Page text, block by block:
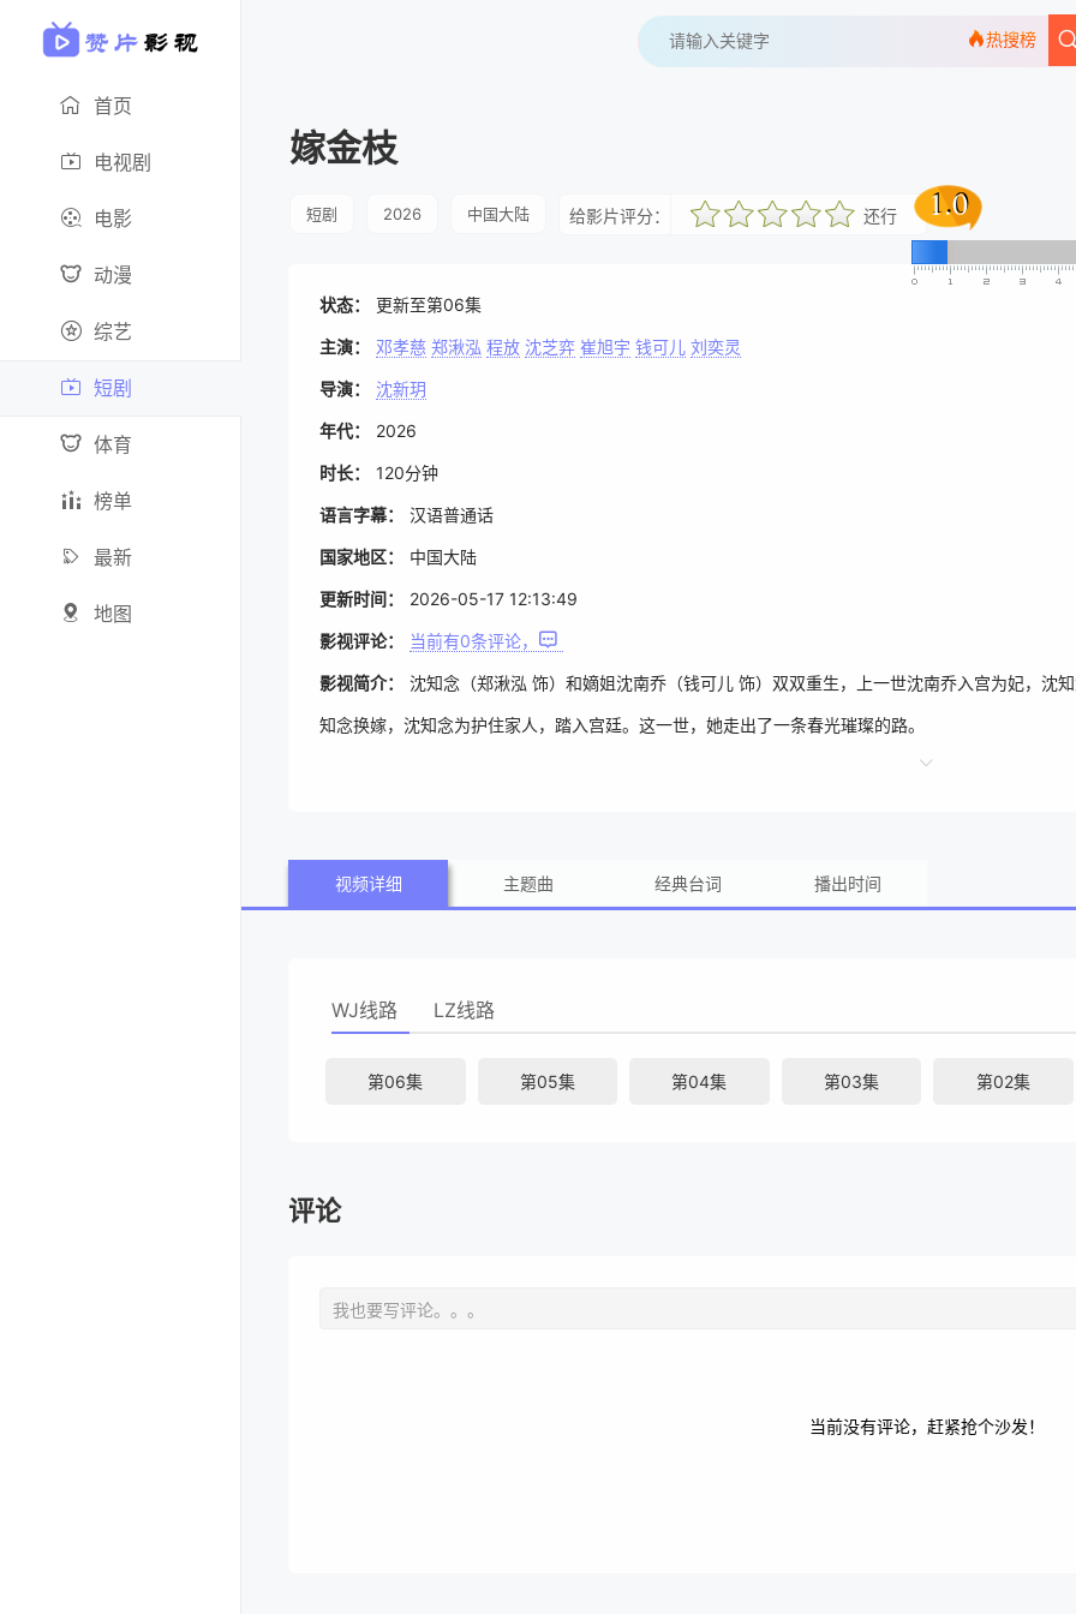
首页
电视剧
电影
动漫
综艺
短剧
体育
榜单
最新
地图
热搜榜
1.0
1.0
嫁金枝
短剧 2026 中国大陆 给影片评分：
很差较差还行 推荐力荐 还行
状态： 更新至第06集
主演： 邓孝慈 郑湫泓 程放 沈芝弈 崔旭宇 钱可儿 刘奕灵
导演： 沈新玥
年代： 2026
时长： 120分钟
语言字幕： 汉语普通话
国家地区： 中国大陆
更新时间： 2026-05-17 12:13:49
影视评论： 当前有0条评论，
影视简介： 沈知念（郑湫泓 饰）和嫡姐沈南乔（钱可儿 饰）双双重生，上一世沈南乔入宫为妃，沈
知念换嫁，沈知念为护住家人，踏入宫廷。这一世，她走出了一条春光璀璨的路。
视频详细 主题曲 经典台词 播出时间
WJ线路 LZ线路
第06集 第05集 第04集 第03集 第02集
评论
当前没有评论，赶紧抢个沙发！